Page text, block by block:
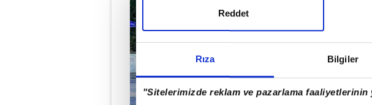
Rıza Bilgiler
"Sitelerimizde reklam ve pazarlama faaliyetlerinin
Reddet